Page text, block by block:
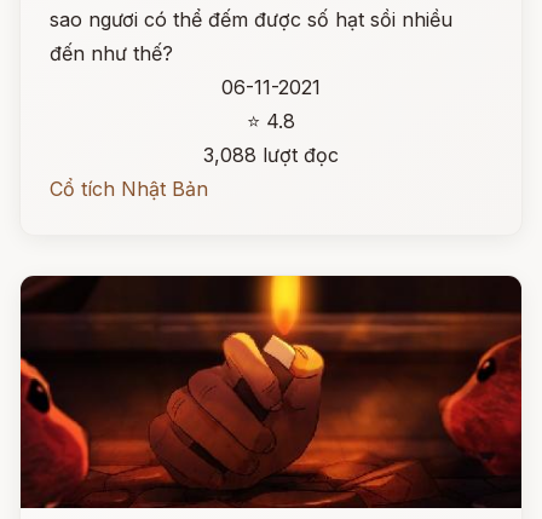
sao ngươi có thể đếm được số hạt sồi nhiều
đến như thế?
06-11-2021
⭐ 4.8
3,088 lượt đọc
Cổ tích Nhật Bản